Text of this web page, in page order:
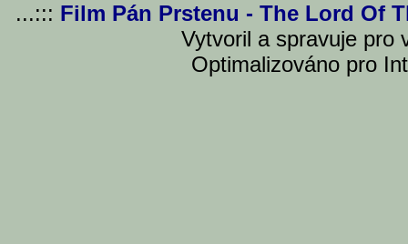
...::: Film Pán Prstenu - The Lord Of
Vytvoril a spravuje pro
Optimalizováno pro